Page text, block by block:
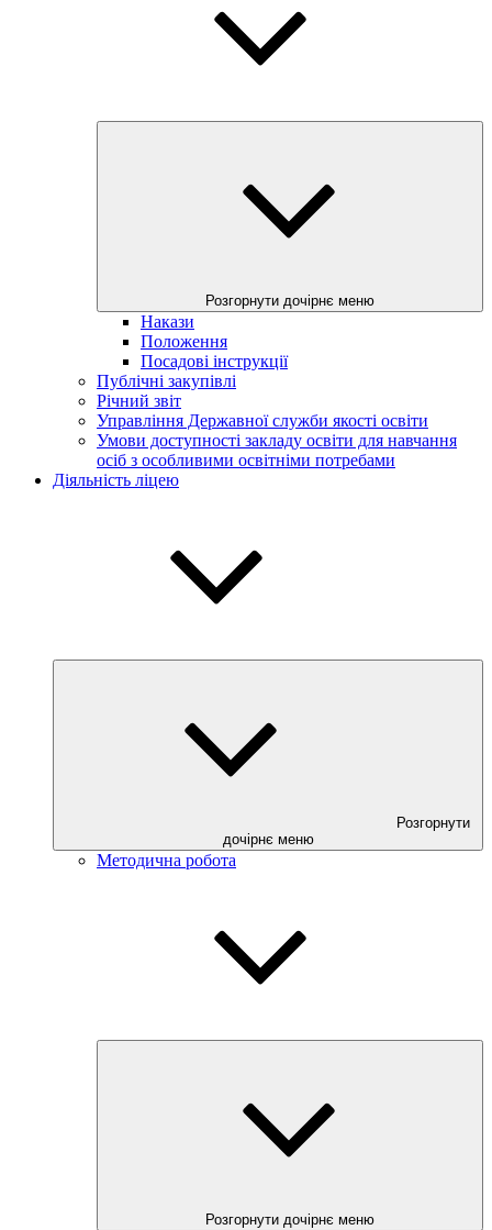
Розгорнути дочірнє меню
Накази
Положення
Посадові інструкції
Публічні закупівлі
Річний звіт
Управління Державної служби якості освіти
Умови доступності закладу освіти для навчання
осіб з особливими освітніми потребами
Діяльність ліцею
Розгорнути
дочірнє меню
Методична робота
Розгорнути дочірнє меню